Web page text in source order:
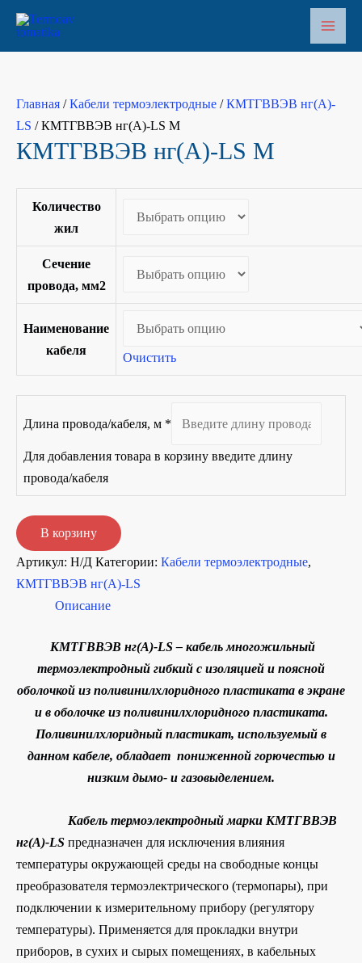
Перейти
содержимому
Main
Главная /Кабели термоэлектродные /КМТГВВЭВ нг(A)-
LS / КМТГВВЭВ нг(A)-LS М
КМТГВВЭВ нг(A)-LS М
Количество
жил
Сечение
провода, мм2
Наименование
кабеля
Очистить
Длина провода/кабеля, м *
Для добавления товара в корзину введите длину
провода/кабеля
Количество
товара
КМТГВВЭВ
нг(A)-
В корзину
Артикул: Н/Д Категории: Кабели термоэлектродные,
КМТГВВЭВ нг(A)-LS
Описание
КМТГВВЭВ нг(A)-LS – кабель многожильный
термоэлектродный гибкий с изоляцией и поясной
оболочкой из поливинилхлоридного пластиката в экране
и в оболочке из поливинилхлоридного пластиката.
Поливинилхлоридный пластикат, используемый в
данном кабеле, обладает пониженной горючестью и
низким дымо- и газовыделением.
Кабель термоэлектродныймарки КМТГВВЭВ
нг(A)-LS предназначен для исключения влияния
температуры окружающей среды на свободные концы
преобразователя термоэлектрического (термопары), при
подключении к измерительному прибору (регулятору
температуры). Применяется для прокладки внутри
приборов, в сухих и сырых помещениях, в кабельных